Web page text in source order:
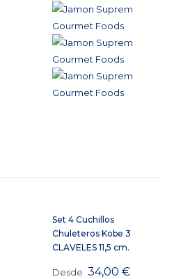
Set 4 Cuchillos
Chuleteros Kobe 3
CLAVELES 11,5 cm.
Desde 34,00€